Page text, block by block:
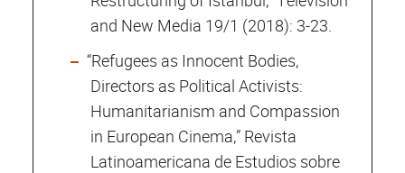
and New Media 19/1 (2018): 3-23.
“Refugees as Innocent Bodies,
Directors as Political Activists:
Humanitarianism and Compassion
in European Cinema,” Revista
Latinoamericana de Estudios sobre